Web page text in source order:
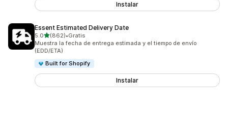
Instalar
Essent Estimated Delivery Date
5.0de 5 estrellas
(862)
862 reseñas en total
•Gratis
Muestra la fecha de entrega estimada y el tiempo de envío
(EDD/ETA)
Built for Shopify
Instalar